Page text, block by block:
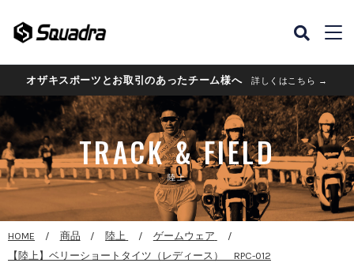
オザキスポーツとお取引のあったチーム様へ 詳しくはこちら →
TRACK & FIELD
陸上
HOME 商品 陸上
ゲームウェア
【陸上】ベリーショートタイツ（レディース） RPC-012